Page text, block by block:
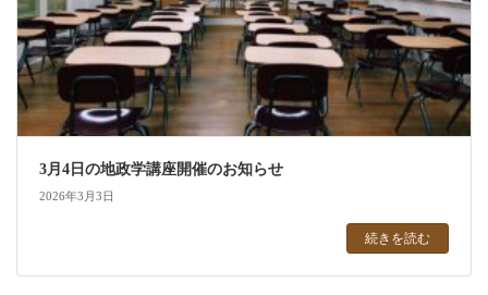
3月4日の地政学講座開催のお知らせ
2026年3月3日
続きを読む